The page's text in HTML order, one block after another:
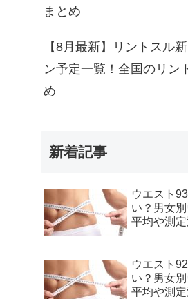
まとめ
【8月最新】リントスル
ン予定一覧！全国のリン
め
新着記事
ウエスト
い？男女
平均や測
ウエスト
い？男女
平均や測